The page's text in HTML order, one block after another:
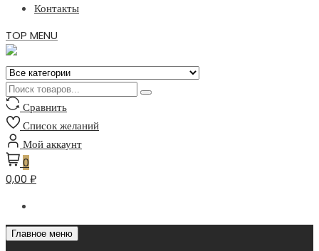
Контакты
TOP MENU
Сравнить
Список желаний
Мой аккаунт
0
0,00 ₽
Главное меню